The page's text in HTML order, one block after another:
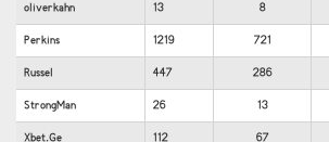
oliverkahn 13 8
Perkins 1219 721
Russel 447 286
StrongMan 26 13
Xbet.Ge 112 67